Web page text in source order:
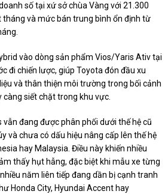
số tại xứ sở chùa Vàng với 21.300
và mức bán trung bình ổn định từ
vào dòng sản phẩm Vios/Yaris Ativ tại
đi chiến lược, giúp Toyota đón đầu xu
và thân thiện môi trường trong bối cảnh
càng siết chặt trong khu vực.
vẫn đang được phân phối dưới thế hệ cũ
và chưa có dấu hiệu nâng cấp lên thế hệ
hay Malaysia. Điều này khiến nhiều
thấy hụt hẫng, đặc biệt khi mẫu xe từng
năm liên tiếp đang dần bị cạnh tranh
Honda City, Hyundai Accent hay